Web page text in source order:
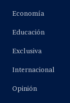
Economía
Educación
Exclusiva
Internacional
Opinión